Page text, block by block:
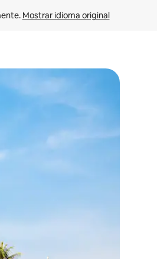
Mostrar idioma original